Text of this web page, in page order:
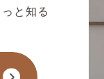
と知る